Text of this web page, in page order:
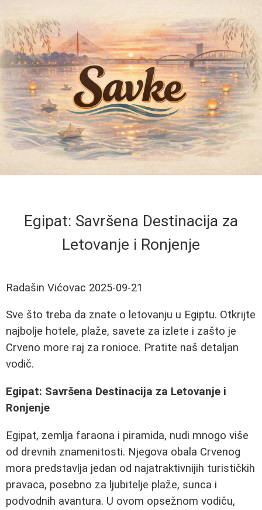
Egipat: Savršena Destinacija za
Letovanje i Ronjenje
Radašin Vićovac 2025-09-21
Sve što treba da znate o letovanju u Egiptu. Otkrijte
najbolje hotele, plaže, savete za izlete i zašto je
Crveno more raj za ronioce. Pratite naš detaljan
vodič.
Egipat: Savršena Destinacija za Letovanje i
Ronjenje
Egipat, zemlja faraona i piramida, nudi mnogo više
od drevnih znamenitosti. Njegova obala Crvenog
mora predstavlja jedan od najatraktivnijih turističkih
pravaca, posebno za ljubitelje plaže, sunca i
podvodnih avantura. U ovom opsežnom vodiču,